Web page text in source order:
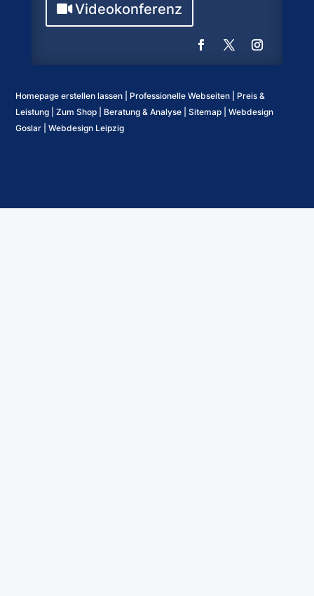
Videokonferenz
Homepage erstellen lassen Professionelle Webseiten
Preis &
Leistung
Zum Shop Beratung & Analyse| Sitemap| Webdesign
Goslar| Webdesign Leipzig